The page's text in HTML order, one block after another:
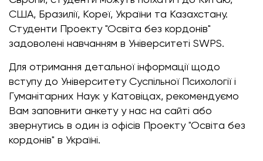
США, Бразилії, Кореї, України та Казахстану.
Студенти Проекту "Освіта без кордонів"
задоволені навчанням в Університеті SWPS.
Для отримання детальної інформації щодо
вступу до Університету Суспільної Психології і
Гуманітарних Наук у Катовіцах, рекомендуємо
Вам заповнити анкету у нас на сайті або
звернутись в один із офісів Проекту "Освіта без
кордонів" в Україні.